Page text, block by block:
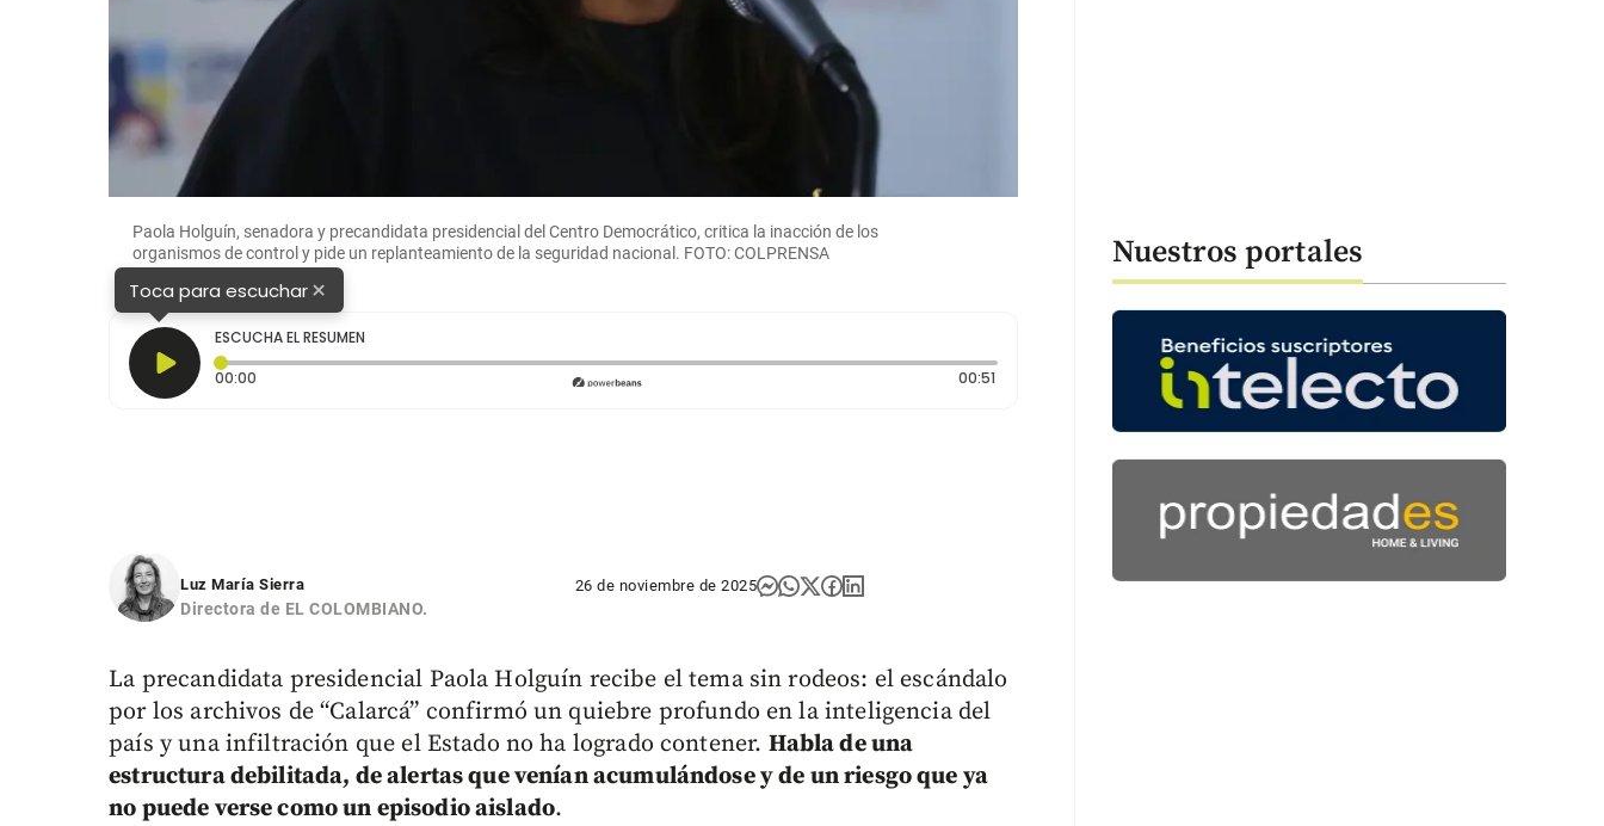
Paola Holguín, senadora y precandidata presidencial del Centro Democrático, critica la inacción de los
organismos de control y pide un replanteamiento de la seguridad nacional. FOTO: COLPRENSA
Toca para escuchar×
ESCUCHA EL RESUMEN
00:00
00:51
Luz María Sierra
Directora de EL COLOMBIANO.
26 de noviembre de 2025
La precandidata presidencial Paola Holguín recibe el tema sin rodeos: el escándalo
por los archivos de “Calarcá” confirmó un quiebre profundo en la inteligencia del
país y una infiltración que el Estado no ha logrado contener. Habla de una
estructura debilitada, de alertas que venían acumulándose y de un riesgo que ya
no puede verse como un episodio aislado.
Nuestros portales